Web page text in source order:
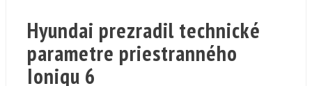
Hyundai prezradil technické
parametre priestranného
Ioniqu 6